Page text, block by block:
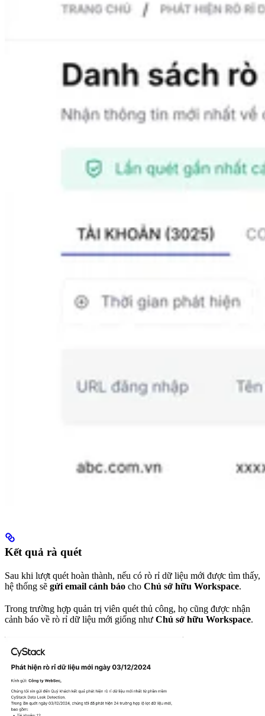
Kết quả rà quét
Sau khi lượt quét hoàn thành, nếu có rò rỉ dữ liệu mới được tìm thấy,
hệ thống sẽ gửi email cảnh báo cho Chủ sở hữu Workspace.
Trong trường hợp quản trị viên quét thủ công, họ cũng được nhận
cảnh báo về rò rỉ dữ liệu mới giống như Chủ sở hữu Workspace.